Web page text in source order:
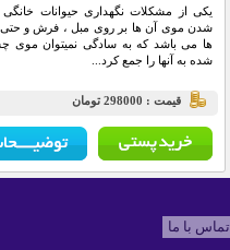
یکی از مشکلات نگهداری حیوانات خانگی
شدن موی آن ها بر روی مبل ، فرش و حتی
ها می باشد که به سادگی نمیتوان موی
شده به آنها را جمع کرد...
قيمت : 298000 تومان
تماس با ما